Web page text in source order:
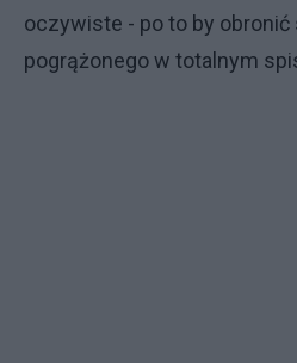
oczywiste - po to by
pogrążonego w totalnym